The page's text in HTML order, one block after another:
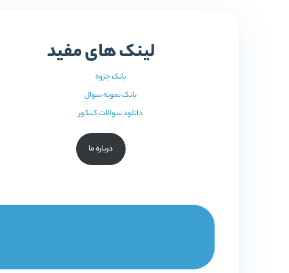
لینک های مفید
بانک جزوه
بانک نمونه سوال
دانلود سوالات کنکور
درباره ما